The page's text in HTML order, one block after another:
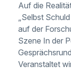
Auf die
„Selbst
auf der
Szene In der
Veranstaltet